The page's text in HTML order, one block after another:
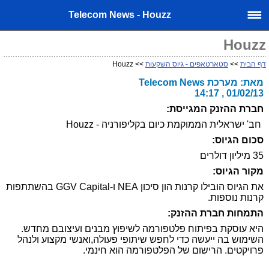
Telecom News - Houzz
Houzz
דף הבית >> סטארטאפים - גיוס השקעות >> Houzz
מאת: מערכת Telecom News
01/02/13 , 14:17
חברת ההזנק המגייסת:
חב' ישראלית הממוקמת כיום בקליפורניה - Houzz
סכום הגיוס:
35 מיליון דולרים
מקור הגיוס:
את הגיוס הובילו קרנות הון סיכון NEA ו-GGV Capital בהשתתפות
קרנות נוספות.
התמחות חברת ההזנק:
היא עוסקת בפיתוח פלטפורמה לשיפוץ מבנים ועיצובם מחדש.
השימוש בה ייעשה כדי לחפש שיתופי פעולה,ואנשי מקצוע ולנהל
פרויקטים. הרישום של הפלטפורמה הוא חינמי.